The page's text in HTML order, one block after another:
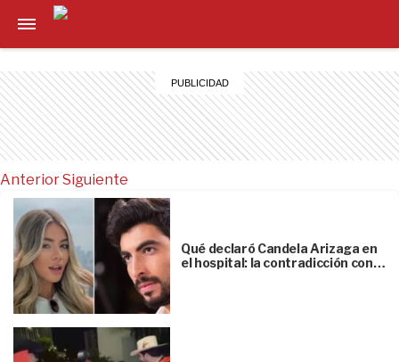
Anterior
Qué declaró Candela Arizaga en
el hospital: la contradicción con…
Siguiente